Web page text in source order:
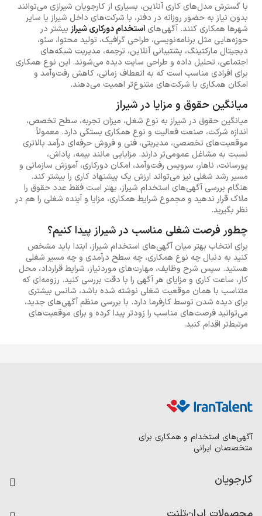
با گسترش مدل‌های کاری آنلاین، بسیاری از کارجویان شیرازی می‌توانند
بدون نیاز به حضور روزانه در دفتر، با شرکت‌های داخل شیراز یا سایر
شهرها همکاری کنند. آگهی‌هایاستخدام دورکاری شیراز بیشتر در
حوزه‌هایی مثل برنامه‌نویسی، طراحی گرافیک، تولید محتوا، سئو،
دیجیتال مارکتینگ، پشتیبانی آنلاین، ترجمه، مدیریت شبکه‌های
اجتماعی، تحلیل داده و طراحی سایت دیده می‌شوند. این نوع همکاری
برای افرادی مناسب است که به انعطاف زمانی، کاهش رفت‌وآمد و
امکان همکاری با شرکت‌های متنوع‌تر اهمیت می‌دهند.
میانگین حقوق و مزایا در شیراز
میانگین حقوق در شیراز به نوع شغل، میزان تجربه، سطح تخصص،
اندازه شرکت، صنعت فعالیت و نوع همکاری بستگی دارد. معمولاً
موقعیت‌های تخصصی، مدیریتی، فنی و فروش حرفه‌ای درآمد بالاتری
نسبت به مشاغل عمومی‌تر دارند. مزایایی مانند بیمه، پاداش،
پورسانت، ناهار، سرویس رفت‌وآمد، امکان دورکاری، آموزش سازمانی و
مسیر رشد شغلی نیز می‌تواند ارزش یک پیشنهاد کاری را بیشتر کند.
هنگام بررسی آگهی‌های استخدام شیراز، بهتر است فقط عدد حقوق را
ملاک قرار ندهید و مجموع شرایط همکاری، مزایا و آینده شغلی را هم در
نظر بگیرید.
چطور فرصت شغلی مناسب در شیراز پیدا کنیم؟
برای انتخاب بهتر میان آگهی‌های استخدام شیراز، ابتدا باید مشخص
کنید به دنبال چه نوع همکاری، چه سطح درآمدی و چه مسیر شغلی
هستید. سپس شرح وظایف، مهارت‌های موردنیاز، شرایط قرارداد، محل
کار، ساعت کاری و مزایای هر آگهی را با دقت بررسی کنید. رزومه‌ای که
متناسب با همان موقعیت شغلی نوشته شده باشد، شانس بیشتری
برای دیده شدن توسط کارفرما دارد. با بررسی منظم آگهی‌های جدید،
می‌توانید فرصت‌های مناسب را زودتر پیدا کرده و برای موقعیت‌های
مرتبط‌تر اقدام کنید.
آگهی‌های استخدام و همکاری برای
متخصصان ایرانی
کارجویان